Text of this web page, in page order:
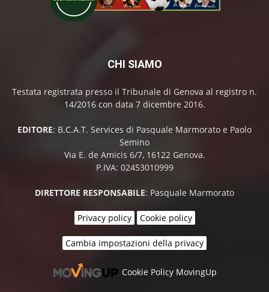
CHI SIAMO
Testata registrata presso il Tribunale di Genova al registro n.
14/2016 con data 7 dicembre 2016.
EDITORE: B.C.A.T. Services di Pasquale Marmorato e Paolo
Semino
Via E. de Amicis 6/7, 16122 Genova.
P.IVA: 02453010999
DIRETTORE RESPONSABILE: Pasquale Marmorato
Privacy policy Cookie policy
Cambia impostazioni della privacy
Cookie Policy MovingUp